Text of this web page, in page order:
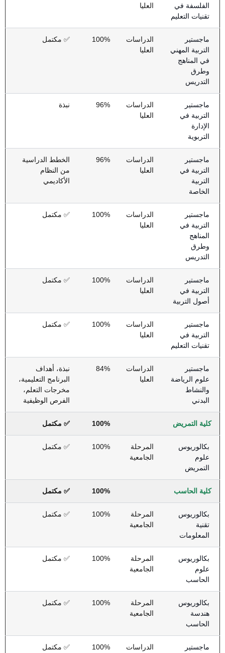
الفلسفة في
تقنيات التعليم
العليا
ماجستير
التربية المهني
في المناهج
وطرق
التدريس
الدراسات
العليا
100% ✅ مكتمل
ماجستير
التربية في
الإدارة
التربوية
الدراسات
العليا
96% نبذة
ماجستير
التربية في
التربية
الخاصة
الدراسات
العليا
96%
الخطط الدراسية
من النظام
الأكاديمي
ماجستير
التربية في
المناهج
وطرق
التدريس
الدراسات
العليا
100% ✅ مكتمل
ماجستير
التربية في
أصول التربية
الدراسات
العليا
100% ✅ مكتمل
ماجستير
التربية في
تقنيات التعليم
الدراسات
العليا
100% ✅ مكتمل
ماجستير
علوم الرياضة
والنشاط
البدني
الدراسات
العليا
84%
نبذة، أهداف
البرنامج التعليمية،
مخرجات التعلم،
الفرص الوظيفية
كلية التمريض 100% ✅ مكتمل
بكالوريوس
علوم
التمريض
المرحلة
الجامعية
100% ✅ مكتمل
كلية الحاسب 100% ✅ مكتمل
بكالوريوس
تقنية
المعلومات
المرحلة
الجامعية
100% ✅ مكتمل
بكالوريوس
علوم
الحاسب
المرحلة
الجامعية
100% ✅ مكتمل
بكالوريوس
هندسة
الحاسب
المرحلة
الجامعية
100% ✅ مكتمل
ماجستير
الدراسات
100% ✅ مكتمل